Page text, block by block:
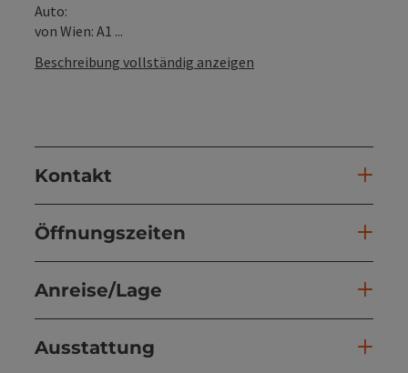
Auto:
von Wien: A1 ...
Beschreibung vollständig anzeigen
Kontakt
Öffnungszeiten
Anreise/Lage
Ausstattung